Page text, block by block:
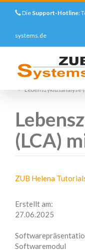
Direkt
Inhalt
Die Support-Hotline:
systems.de
Startseite
Lebenszyklusanalyse
(LCA)
CATEGORY
ZUB Helena
Erstellt am:
27.06.2025
Softwaremodul